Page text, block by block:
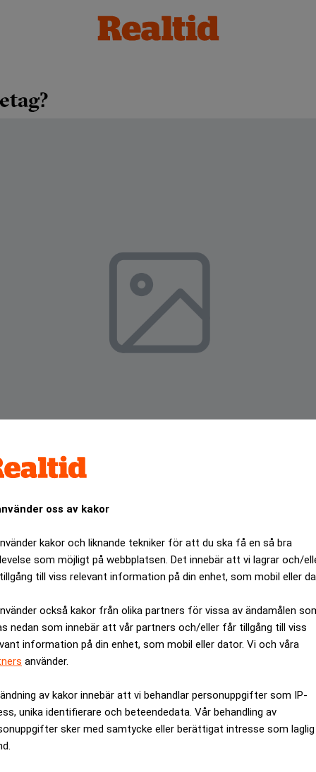
oss av kakor
kakor och liknande tekniker för att du ska få en så bra
som möjligt på webbplatsen. Det innebär att vi lagrar och/
till viss relevant information på din enhet, som mobil eller
också kakor från olika partners för vissa av ändamålen
nedan som innebär att vår partners och/eller får tillgång till viss
information på din enhet, som mobil eller dator. Vi och våra
använder.
av kakor innebär att vi behandlar personuppgifter som IP-
unika identifierare och beteendedata. Vår behandling av
sker med samtycke eller berättigat intresse som laglig
företag på Dow Jones årliga index för hållbara företag